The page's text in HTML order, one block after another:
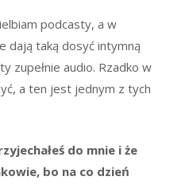
podcasty, a w
dają taką dosyć intymną
zupełnie audio. Rzadko w
a ten jest jednym z tych
do mnie i że
bo na co dzień